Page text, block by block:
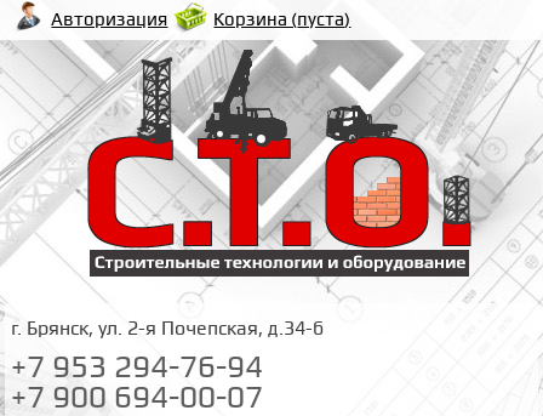
Авторизация Корзина (пуста)
г. Брянск, ул. 2-я Почепская, д.34-б
+7 953 294-76-94
+7 900 694-00-07